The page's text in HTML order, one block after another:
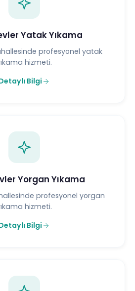
Yatak Yıkama
profesyonel yatak
hizmeti.
Bilgi
Yorgan Yıkama
profesyonel yorgan
hizmeti.
Bilgi